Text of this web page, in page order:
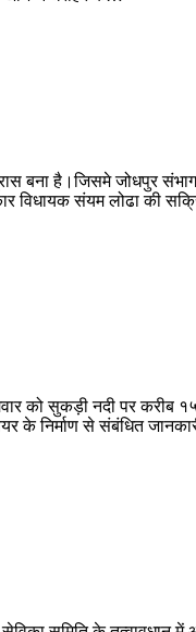
बना है।जिसमे जोधपुर
संयम लोढा की
को सुकड़ी नदी पर करीब
के निर्माण से संबंधित